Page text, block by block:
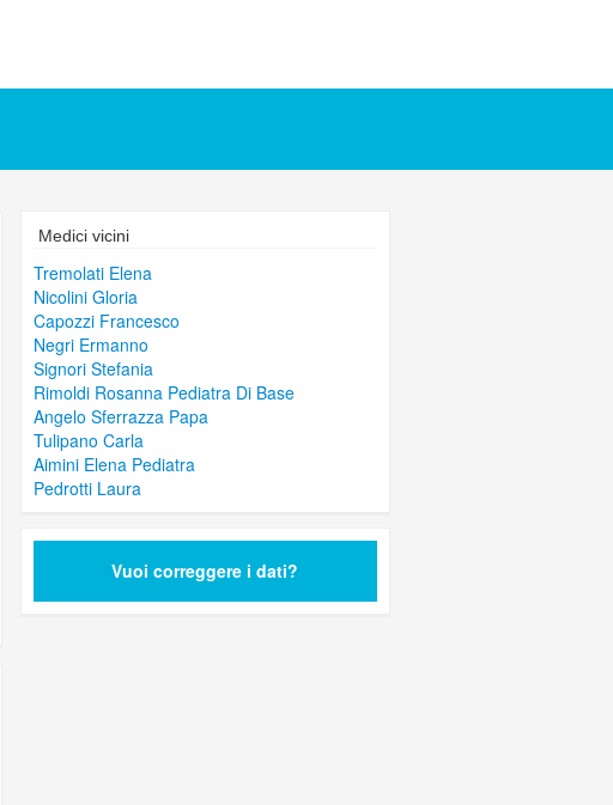
Medici vicini
Tremolati Elena
Nicolini Gloria
Capozzi Francesco
Negri Ermanno
Signori Stefania
Rimoldi Rosanna Pediatra Di Base
Angelo Sferrazza Papa
Tulipano Carla
Aimini Elena Pediatra
Pedrotti Laura
Vuoi correggere i dati?